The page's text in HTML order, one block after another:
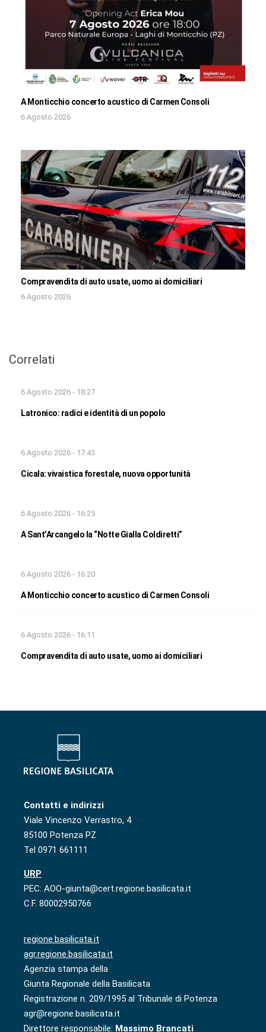
A Monticchio concerto acustico di Carmen Consoli
6 Agosto 2026
Compravendita di auto usate, uomo ai domiciliari
6 Agosto 2026
Correlati
6 Agosto 2026 - 18:27
Latronico: radici e identità di un popolo
6 Agosto 2026 - 17:43
Cicala: vivaistica forestale, nuova opportunità
6 Agosto 2026 - 16:25
A Sant’Arcangelo la “Notte Gialla Coldiretti”
6 Agosto 2026 - 16:20
A Monticchio concerto acustico di Carmen Consoli
6 Agosto 2026 - 16:11
Compravendita di auto usate, uomo ai domiciliari
Contatti e indirizzi
Viale Vincenzo Verrastro, 4
85100 Potenza PZ
Tel 0971 661111
URP
PEC: AOO-giunta@cert.regione.basilicata.it
C.F. 80002950766
regione.basilicata.it
agr.regione.basilicata.it
Agenzia stampa della
Giunta Regionale della Basilicata
Registrazione n. 209/1995 al Tribunale di Potenza
agr@regione.basilicata.it
Direttore responsabile: Massimo Brancati